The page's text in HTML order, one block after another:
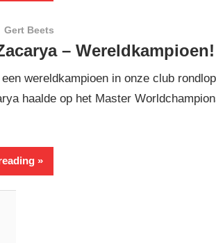
Gert Beets
–
wereldkampioen in onze club
haalde op het Master